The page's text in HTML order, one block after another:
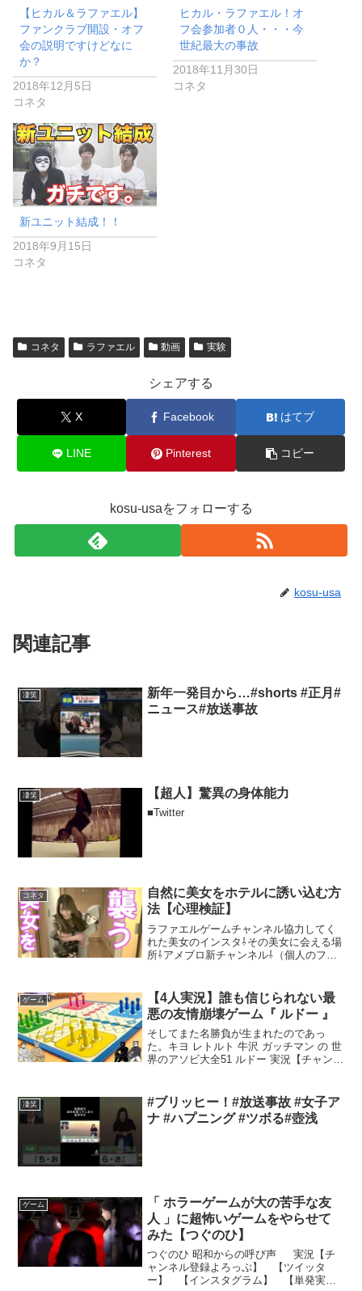
【ヒカル＆ラファエル】
ファンクラブ開設・オフ
会の説明ですけどなに
か？
2018年12月5日
コネタ
ヒカル・ラファエル！オ
フ会参加者０人・・・今
世紀最大の事故
2018年11月30日
コネタ
新ユニット結成！！
2018年9月15日
コネタ
コネタ ラファエル 動画 実験
シェアする
X Facebook はてブ
LINE Pinterest コピー
kosu-usaをフォローする
kosu-usa
関連記事
凄笑
新年一発目から…#shorts #正月#
ニュース#放送事故
凄笑 【超人】驚異の身体能力
■Twitter
コネタ
自然に美女をホテルに誘い込む方
法【心理検証】
ラファエルゲームチャンネル協力してく
れた美女のインスタ⇩その美女に会える場
所⇩アメブロ新チャンネル⇩（個人のファ
らです⇩レシピは最後に載ってます炎上軍
の休日⇩ヒカル・...
ゲーム
【4人実況】誰も信じられない最
悪の友情崩壊ゲーム『 ルドー 』
そしてまた名勝負が生まれたのであっ
た。キヨ レトルト 牛沢 ガッチマン の 世
界のアソビ大全51 ルドー 実況【チャンネ
スト2】【単発実況再生リスト】新作等は
ツイッターか...
凄笑
#ブリッヒー！#放送事故 #女子ア
ナ #ハプニング #ツボる#壺浅
ゲーム
「 ホラーゲームが大の苦手な友
人 」に超怖いゲームをやらせて
みた【つぐのひ】
つぐのひ 昭和からの呼び声 実況【チ
ャンネル登録よろっぷ】 【ツイッタ
ー】 【インスタグラム】 【単発実況